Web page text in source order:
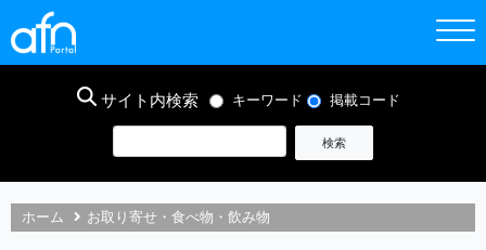
サイト内検索 キーワード 掲載コード
ホーム お取り寄せ・食べ物・飲み物